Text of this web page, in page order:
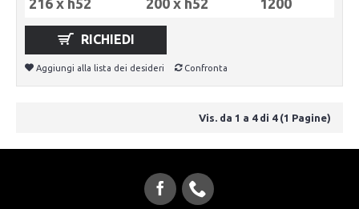
RICHIEDI
Aggiungi alla lista dei desideri Confronta
Vis. da 1 a 4 di 4 (1 Pagine)